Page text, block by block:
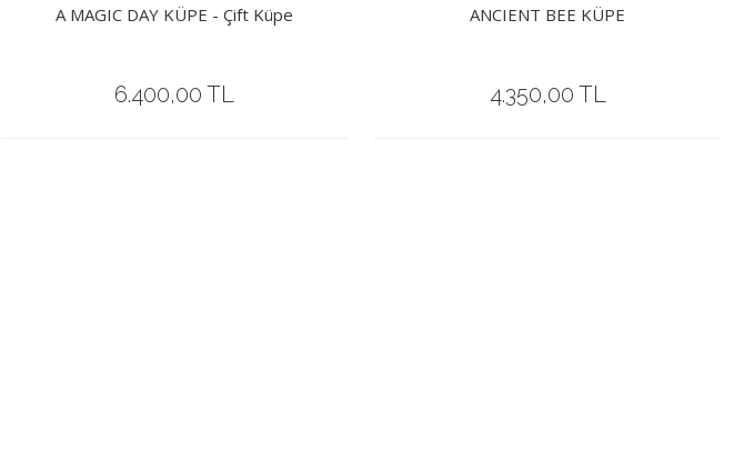
A MAGIC DAY KÜPE - Çift Küpe
6.400,00 TL
ANCIENT BEE KÜPE
4.350,00 TL